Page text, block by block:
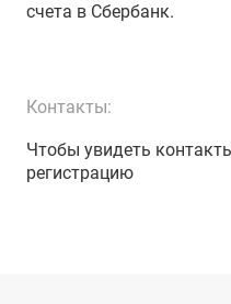
счета в Сбербанк.
Контакты:
Чтобы увидеть
регистрацию